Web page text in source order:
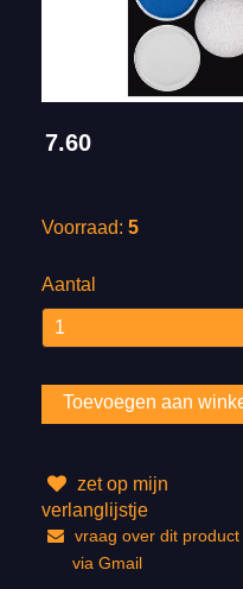
7.60
Voorraad: 5
Aantal
zet op mijn
verlanglijstje
vraag over dit product
via Gmail